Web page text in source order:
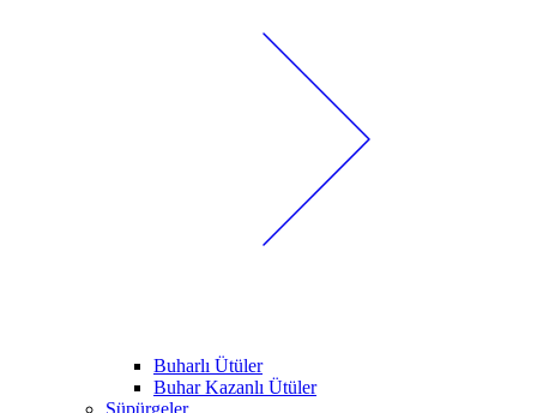
Buharlı Ütüler
Buhar Kazanlı Ütüler
Süpürgeler